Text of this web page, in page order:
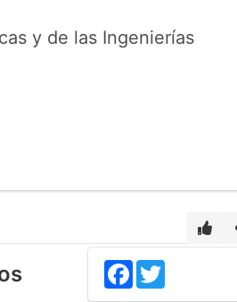
y de las Ingenierías
Facebook